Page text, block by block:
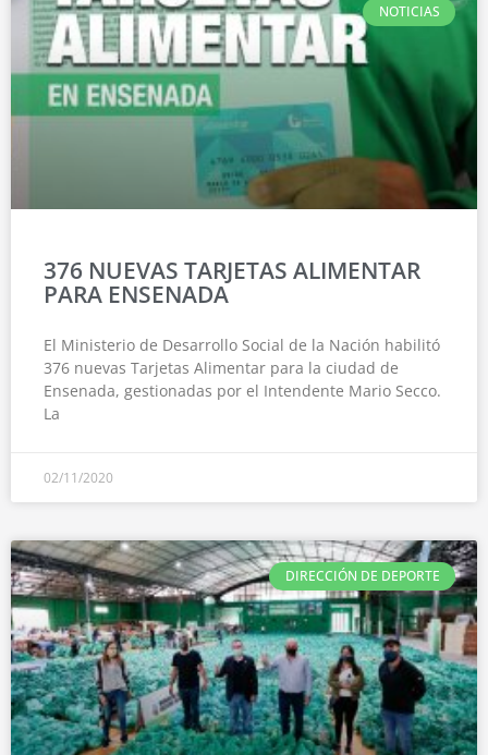
NOTICIAS
376 NUEVAS TARJETAS ALIMENTAR
PARA ENSENADA
El Ministerio de Desarrollo Social de la Nación habilitó
376 nuevas Tarjetas Alimentar para la ciudad de
Ensenada, gestionadas por el Intendente Mario Secco.
La
02/11/2020
DIRECCIÓN DE DEPORTE